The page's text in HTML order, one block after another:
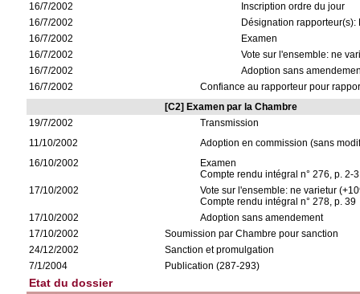
16/7/2002
Inscription ordre du jour
16/7/2002
Désignation rapporteur(s):
16/7/2002
Examen
16/7/2002
Vote sur l'ensemble: ne
16/7/2002
Adoption sans
16/7/2002
Confiance au rapporteur pour
[C2] Examen par la Chambre
19/7/2002
Transmission
11/10/2002
Adoption en commission (sans
16/10/2002
Examen
Compte rendu intégral n° 276, p. 2-3
17/10/2002
Vote sur l'ensemble: ne varietur
Compte rendu intégral n° 278, p. 39
17/10/2002
Adoption sans amendement
17/10/2002
Soumission par Chambre pour sanction
24/12/2002
Sanction et promulgation
7/1/2004
Publication (287-293)
Etat du dossier